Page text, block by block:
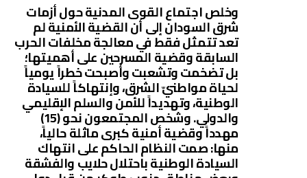
وخلص اجتماع القوى المدنية حول أزمات
شرق السودان إلى أن القضية الأمنية لم
تعد تتمثل فقط في معالجة مخلفات الحرب
السابقة وقضية المسرحين على أهميتها؛
بل تضخمت وتشعبت وأصبحت خطراً يومياً
لحياة مواطنيّ الشرق، وإنتهاكاً للسيادة
الوطنية، وتهديداً للأمن والسلم الإقليمي
والدولي. وشخص المجتمعون نحو (15)
مهدداً وقضية أمنية كبرى ماثلة حالياً،
منها: صمت النظام الحاكم على انتهاك
السيادة الوطنية باحتلال حلايب والفشقة